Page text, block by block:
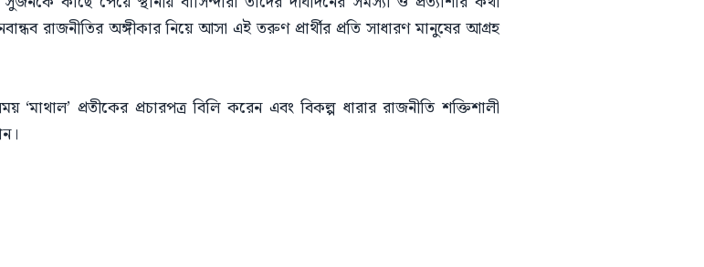
রাজনীতির অঙ্গীকার নিয়ে আসা এই তরুণ প্রার্থীর প্রতি সাধারণ মানুষের আগ্রহ
প্রতীকের প্রচারপত্র বিলি করেন এবং বিকল্প ধারার রাজনীতি শক্তিশালী